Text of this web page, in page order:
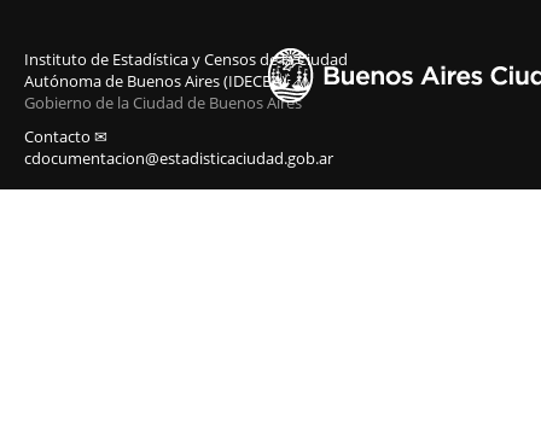
Instituto de Estadística y Censos de la Ciudad
Autónoma de Buenos Aires (IDECBA)
Gobierno de la Ciudad de Buenos Aires
Contacto ✉
cdocumentacion@estadisticaciudad.gob.ar